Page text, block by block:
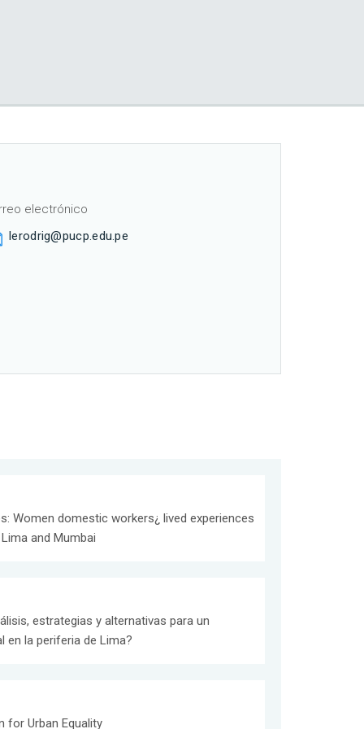
electrónico
lerodrig@pucp.edu.pe
Women domestic workers¿ lived experiences
and Mumbai
estrategias y alternativas para un
en la periferia de Lima?
for Urban Equality